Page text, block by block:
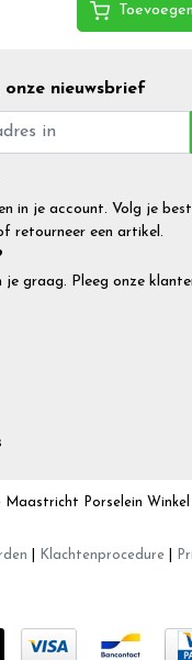
nieuwsbrief
in je account. Volg je
retourneer een artikel.
je graag. Pleeg onze
Porselein
Klachtenprocedure